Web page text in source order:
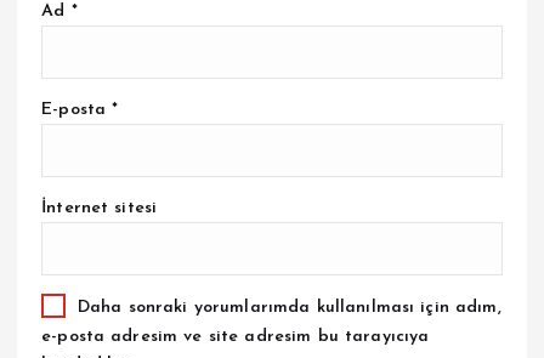
Ad *
E-posta*
İnternet sitesi
Daha sonraki yorumlarımda kullanılması için adım,
e-posta adresim ve site adresim bu tarayıcıya